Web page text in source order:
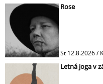
Rose
St 12.8.2026 /
Letná joga v